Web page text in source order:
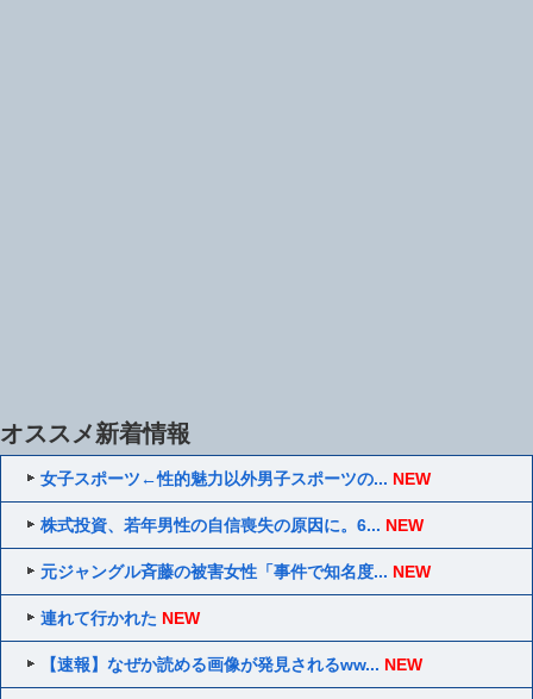
オススメ新着情報
女子スポーツ←性的魅力以外男子スポーツの... NEW
株式投資、若年男性の自信喪失の原因に。6... NEW
元ジャングル斉藤の被害女性「事件で知名度... NEW
連れて行かれた NEW
【速報】なぜか読める画像が発見されるww... NEW